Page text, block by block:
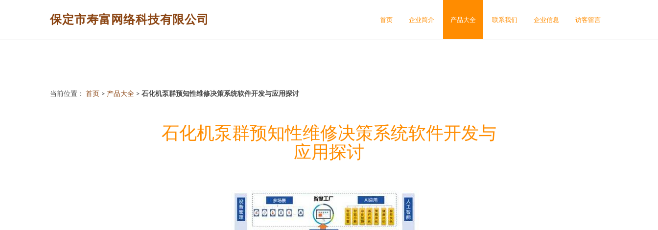
保定市寿富网络科技有限公司 首页 企业简介 产品大全 联系我们 企业信息 访客留言
当前位置： 首页 > 产品大全 > 石化机泵群预知性维修决策系统软件开发与应用探讨
石化机泵群预知性维修决策系统软件开发与
应用探讨